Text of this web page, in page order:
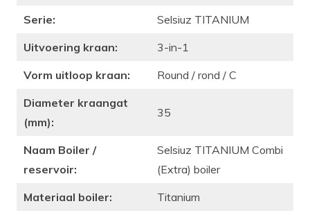
Serie:
Selsiuz TITANIUM
Uitvoering kraan:
3-in-1
Vorm uitloop kraan:
Round / rond / C
Diameter kraangat
(mm):
35
Naam Boiler /
reservoir:
Selsiuz TITANIUM Combi
(Extra) boiler
Materiaal boiler:
Titanium